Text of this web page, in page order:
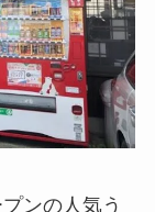
ンの人気う